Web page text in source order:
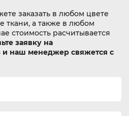
заказать в любом цвете
ткани, а также в любом
стоимость расчитывается
заявку на
и наш менеджер свяжется с